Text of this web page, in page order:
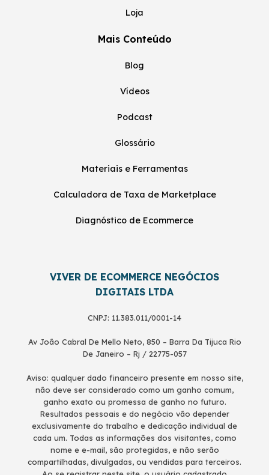
Loja
Mais Conteúdo
Blog
Vídeos
Podcast
Glossário
Materiais e Ferramentas
Calculadora de Taxa de Marketplace
Diagnóstico de Ecommerce
VIVER DE ECOMMERCE NEGÓCIOS
DIGITAIS LTDA
CNPJ: 11.383.011/0001-14
Av João Cabral De Mello Neto, 850 – Barra Da Tijuca Rio
De Janeiro – Rj / 22775-057
Aviso: qualquer dado financeiro presente em nosso site,
não deve ser considerado como um ganho comum,
ganho exato ou promessa de ganho no futuro.
Resultados pessoais e do negócio vão depender
exclusivamente do trabalho e dedicação individual de
cada um. Todas as informações dos visitantes, como
nome e e-mail, são protegidas, e não serão
compartilhadas, divulgadas, ou vendidas para terceiros.